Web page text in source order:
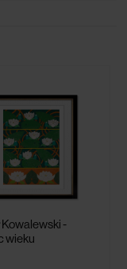
Kowalewski -
wieku